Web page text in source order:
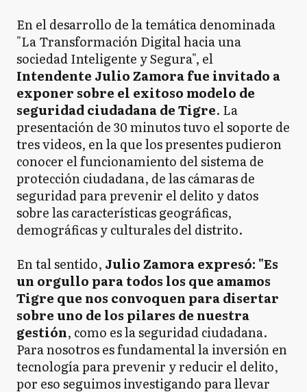
En el desarrollo de la temática denominada
"La Transformación Digital hacia una
sociedad Inteligente y Segura", el
Intendente Julio Zamora fue invitado a
exponer sobre el exitoso modelo de
seguridad ciudadana de Tigre. La
presentación de 30 minutos tuvo el soporte de
tres videos, en la que los presentes pudieron
conocer el funcionamiento del sistema de
protección ciudadana, de las cámaras de
seguridad para prevenir el delito y datos
sobre las características geográficas,
demográficas y culturales del distrito.
En tal sentido, Julio Zamora expresó: "Es
un orgullo para todos los que amamos
Tigre que nos convoquen para disertar
sobre uno de los pilares de nuestra
gestión, como es la seguridad ciudadana.
Para nosotros es fundamental la inversión en
tecnología para prevenir y reducir el delito,
por eso seguimos investigando para llevar